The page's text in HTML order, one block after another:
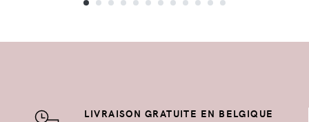
LIVRAISON GRATUITE EN BELGIQUE